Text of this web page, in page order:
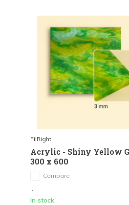
FilRight
Acrylic - Shiny Yellow
300 x 600
Compare
In stock